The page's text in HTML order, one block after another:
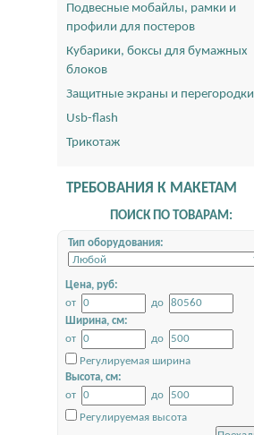
Подвесные мобайлы, рамки и
профили для постеров
Кубарики, боксы для бумажных
блоков
Защитные экраны и перегородки
Usb-flash
Трикотаж
ТРЕБОВАНИЯ К МАКЕТАМ
ПОИСК ПО ТОВАРАМ:
Тип оборудования:
Цена, руб:
от
до
Ширина, см:
от
до
Регулируемая ширина
Высота, см:
от
до
Регулируемая высота